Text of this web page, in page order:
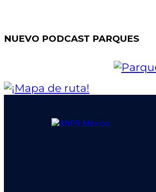
NUEVO PODCAST PARQUES